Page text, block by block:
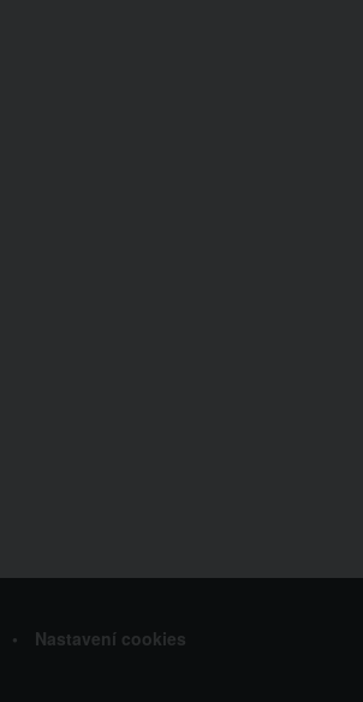
Nastavení cookies